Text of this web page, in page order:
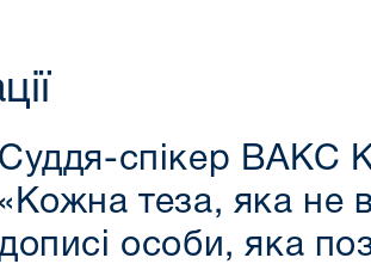
Суддя-спікер ВАКС
«Кожна теза, яка не
особи, яка